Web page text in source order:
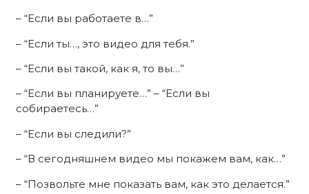
– “Если вы работаете в…”
– “Если ты…, это видео для тебя.”
– “Если вы такой, как я, то вы…”
– “Если вы планируете…” – “Если вы
собираетесь…”
– “Если вы следили?”
– “В сегодняшнем видео мы покажем вам, как…”
– “Позвольте мне показать вам, как это делается.”